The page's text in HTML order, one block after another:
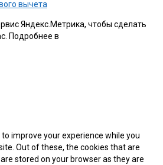
вычета
Яндекс.Метрика, чтобы сделать
Подробнее в
improve your experience while you
Out of these, the cookies that are
stored on your browser as they are